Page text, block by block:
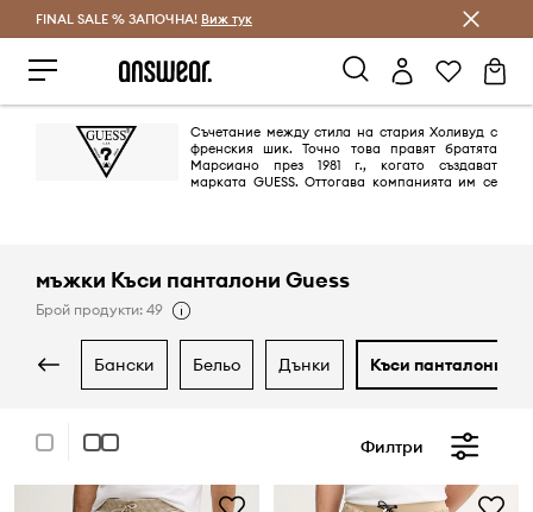
Спестявай с Answear Club
FINAL SALE % ЗАПОЧНА! Виж тук
Съчетание между стила на стария Холивуд с
френския шик. Точно това правят братята
Марсиано през 1981 г., когато създават
марката GUESS. Оттогава компанията им се
мъжки Къси панталони Guess
Брой продукти: 49
бански бельо дънки къси панталони
Филтри